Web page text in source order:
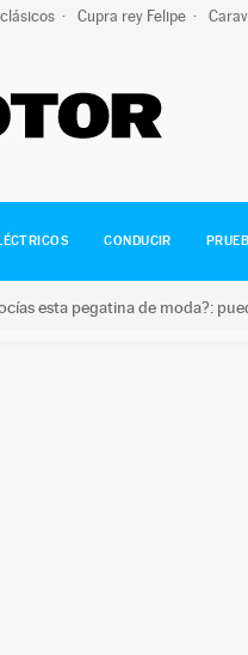
Cupra rey Felipe
CONDUCIR
esta pegatina de moda?: